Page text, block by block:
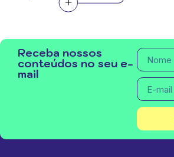
Receba nossos
conteúdos no seu e-
mail